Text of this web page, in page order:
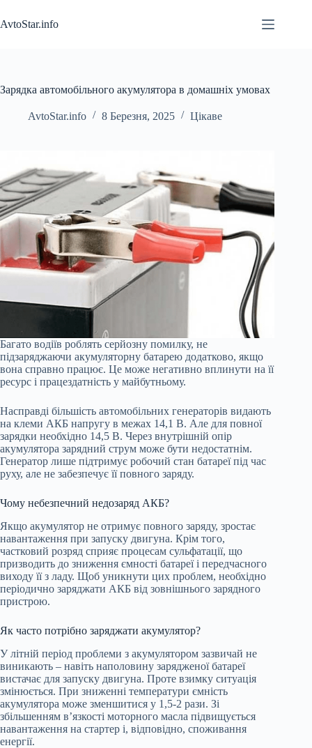
до
вмісту
AvtoStar.info
Зарядка автомобільного акумулятора в домашніх умовах
AvtoStar.info 8 Березня, 2025 Цікаве
Багато водіїв роблять серйозну помилку, не
підзаряджаючи акумуляторну батарею додатково, якщо
вона справно працює. Це може негативно вплинути на її
ресурс і працездатність у майбутньому.
Насправді більшість автомобільних генераторів видають
на клеми АКБ напругу в межах 14,1 В. Але для повної
зарядки необхідно 14,5 В. Через внутрішній опір
акумулятора зарядний струм може бути недостатнім.
Генератор лише підтримує робочий стан батареї під час
руху, але не забезпечує її повного заряду.
Чому небезпечний недозаряд АКБ?
Якщо акумулятор не отримує повного заряду, зростає
навантаження при запуску двигуна. Крім того,
частковий розряд сприяє процесам сульфатації, що
призводить до зниження ємності батареї і передчасного
виходу її з ладу. Щоб уникнути цих проблем, необхідно
періодично заряджати АКБ від зовнішнього зарядного
пристрою.
Як часто потрібно заряджати акумулятор?
У літній період проблеми з акумулятором зазвичай не
виникають – навіть наполовину зарядженої батареї
вистачає для запуску двигуна. Проте взимку ситуація
змінюється. При зниженні температури ємність
акумулятора може зменшитися у 1,5-2 рази. Зі
збільшенням в’язкості моторного масла підвищується
навантаження на стартер і, відповідно, споживання
енергії.